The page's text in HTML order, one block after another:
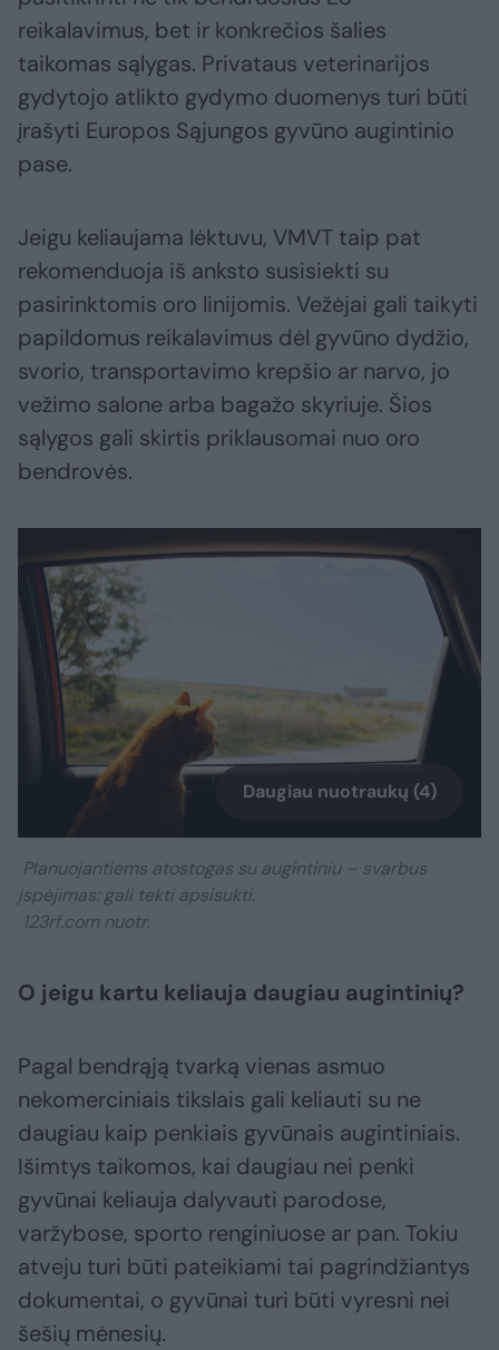
reikalavimus, bet ir konkrečios šalies
taikomas sąlygas. Privataus veterinarijos
gydytojo atlikto gydymo duomenys turi būti
įrašyti Europos Sąjungos gyvūno augintinio
pase.
Jeigu keliaujama lėktuvu, VMVT taip pat
rekomenduoja iš anksto susisiekti su
pasirinktomis oro linijomis. Vežėjai gali taikyti
papildomus reikalavimus dėl gyvūno dydžio,
svorio, transportavimo krepšio ar narvo, jo
vežimo salone arba bagažo skyriuje. Šios
sąlygos gali skirtis priklausomai nuo oro
bendrovės.
Daugiau nuotraukų (4)
Planuojantiems atostogas su augintiniu – svarbus
įspėjimas: gali tekti apsisukti.
123rf.com nuotr.
O jeigu kartu keliauja daugiau augintinių?
Pagal bendrąją tvarką vienas asmuo
nekomerciniais tikslais gali keliauti su ne
daugiau kaip penkiais gyvūnais augintiniais.
Išimtys taikomos, kai daugiau nei penki
gyvūnai keliauja dalyvauti parodose,
varžybose, sporto renginiuose ar pan. Tokiu
atveju turi būti pateikiami tai pagrindžiantys
dokumentai, o gyvūnai turi būti vyresni nei
šešių mėnesių.